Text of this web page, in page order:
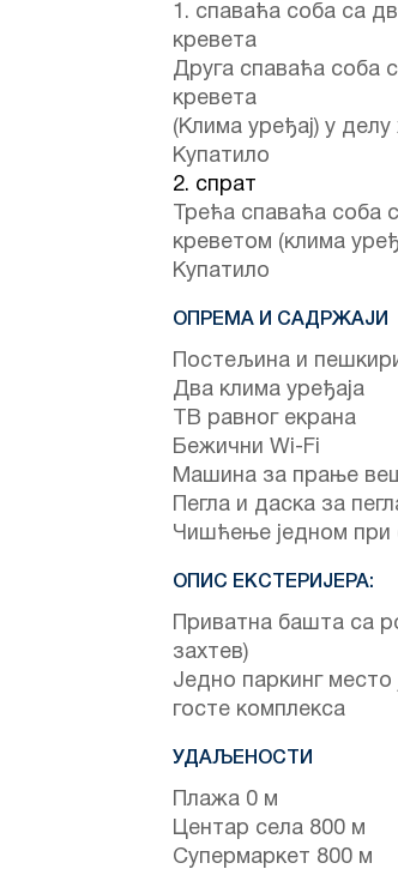
1. спаваћа соба са
кревета
Друга спаваћа соба
кревета
(Клима уређај) у
Купатило
2. спрат
Трећа спаваћа соба
креветом (клима
Купатило
ОПРЕМА И САДРЖАЈИ
Постељина и
Два клима уређаја
ТВ равног екрана
Бежични Wi-Fi
Машина за прање
Пегла и даска за
Чишћење једном при
ОПИС ЕКСТЕРИЈЕРА:
Приватна башта са
захтев)
Једно паркинг место
госте комплекса
УДАЉЕНОСТИ
Плажа 0 м
Центар села 800 м
Супермаркет 800 м